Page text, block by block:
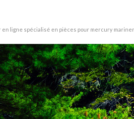
ligne spécialisé en pièces pour mercury mariner